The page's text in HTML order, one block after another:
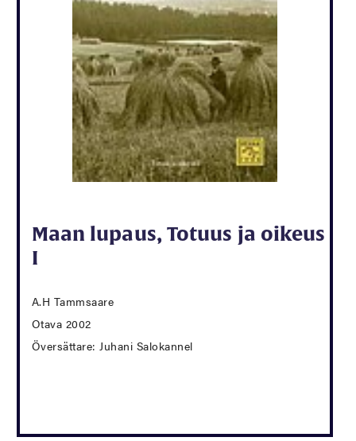
Maan lupaus, Totuus ja oikeus
I
A.H Tammsaare
Otava 2002
Översättare: Juhani Salokannel